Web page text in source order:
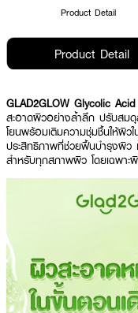
Product Detail
Product Detail
GLAD2GLOW Glycolic
สะอาดผิวอย่างล้ำลึก ปรับสม
โยนพร้อมเติมความชุ่มชื้นให้ผิ
ประสิทธิภาพที่ช่วยฟื้นบำรุงผิว
สำหรับทุกสภาพผิว โดยเฉพาะ